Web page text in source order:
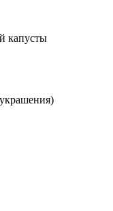
капусты